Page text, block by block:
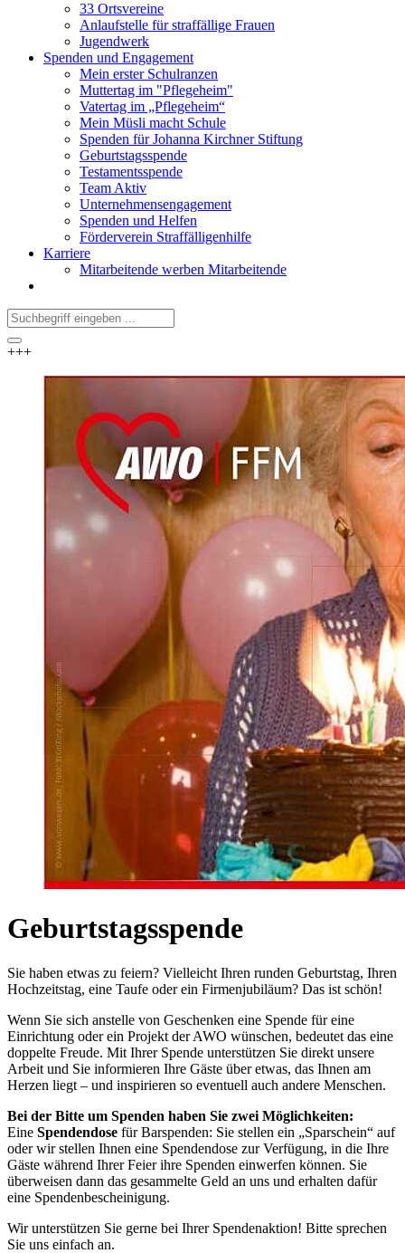
33 Ortsvereine
Anlaufstelle für straffällige Frauen
Jugendwerk
Spenden und Engagement
Mein erster Schulranzen
Muttertag im "Pflegeheim"
Vatertag im „Pflegeheim“
Mein Müsli macht Schule
Spenden für Johanna Kirchner Stiftung
Geburtstagsspende
Testamentsspende
Team Aktiv
Unternehmensengagement
Spenden und Helfen
Förderverein Straffälligenhilfe
Karriere
Mitarbeitende werben Mitarbeitende
+++
Geburtstagsspende
Sie haben etwas zu feiern? Vielleicht Ihren runden Geburtstag, Ihren
Hochzeitstag, eine Taufe oder ein Firmenjubiläum? Das ist schön!
Wenn Sie sich anstelle von Geschenken eine Spende für eine
Einrichtung oder ein Projekt der AWO wünschen, bedeutet das eine
doppelte Freude. Mit Ihrer Spende unterstützen Sie direkt unsere
Arbeit und Sie informieren Ihre Gäste über etwas, das Ihnen am
Herzen liegt – und inspirieren so eventuell auch andere Menschen.
Bei der Bitte um Spenden haben Sie zwei Möglichkeiten:
Eine Spendendose für Barspenden: Sie stellen ein „Sparschein“ auf
oder wir stellen Ihnen eine Spendendose zur Verfügung, in die Ihre
Gäste während Ihrer Feier ihre Spenden einwerfen können. Sie
überweisen dann das gesammelte Geld an uns und erhalten dafür
eine Spendenbescheinigung.
Wir unterstützen Sie gerne bei Ihrer Spendenaktion! Bitte sprechen
Sie uns einfach an.